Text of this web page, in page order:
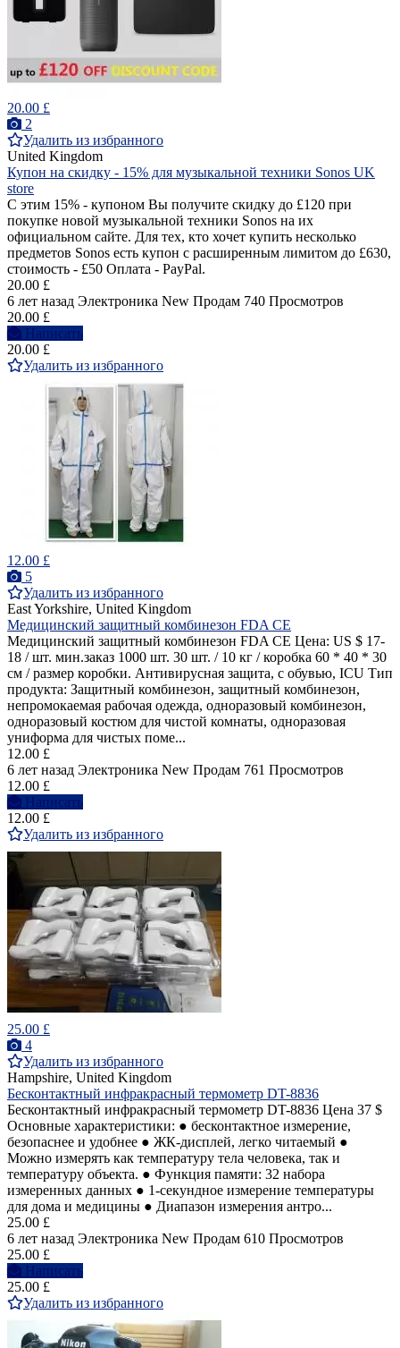
20.00 £
2
Удалить из избранного
United Kingdom
Купон на скидку - 15% для музыкальной техники Sonos UK
store
С этим 15% - купоном Вы получите скидку до £120 при
покупке новой музыкальной техники Sonos на их
официальном сайте. Для тех, кто хочет купить несколько
предметов Sonos есть купон с расширенным лимитом до £630,
стоимость - £50 Оплата - PayPal.
20.00 £
6 лет назад Электроника New Продам 740 Просмотров
20.00 £
Написать
20.00 £
Удалить из избранного
12.00 £
5
Удалить из избранного
East Yorkshire, United Kingdom
Медицинский защитный комбинезон FDA CE
Медицинский защитный комбинезон FDA CE Цена: US $ 17-
18 / шт. мин.заказ 1000 шт. 30 шт. / 10 кг / коробка 60 * 40 * 30
см / размер коробки. Антивирусная защита, с обувью, ICU Тип
продукта: Защитный комбинезон, защитный комбинезон,
непромокаемая рабочая одежда, одноразовый комбинезон,
одноразовый костюм для чистой комнаты, одноразовая
униформа для чистых поме...
12.00 £
6 лет назад Электроника New Продам 761 Просмотров
12.00 £
Написать
12.00 £
Удалить из избранного
25.00 £
4
Удалить из избранного
Hampshire, United Kingdom
Бесконтактный инфракрасный термометр DT-8836
Бесконтактный инфракрасный термометр DT-8836 Цена 37 $
Основные характеристики: ● бесконтактное измерение,
безопаснее и удобнее ● ЖК-дисплей, легко читаемый ●
Можно измерять как температуру тела человека, так и
температуру объекта. ● Функция памяти: 32 набора
измеренных данных ● 1-секундное измерение температуры
для дома и медицины ● Диапазон измерения антро...
25.00 £
6 лет назад Электроника New Продам 610 Просмотров
25.00 £
Написать
25.00 £
Удалить из избранного